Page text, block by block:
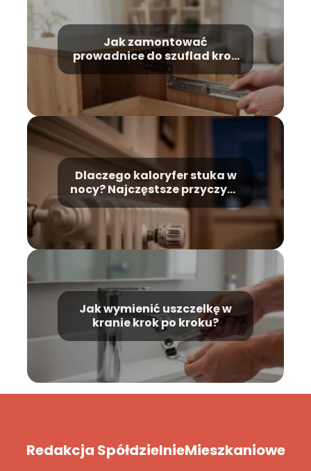
Jak zamontować
prowadnice do szuflad krok
po kroku?
Dlaczego kaloryfer stuka w
nocy? Najczęstsze przyczyny
i rozwiązania
Jak wymienić uszczelkę w
kranie krok po kroku?
Redakcja SpółdzielnieMieszkaniowe